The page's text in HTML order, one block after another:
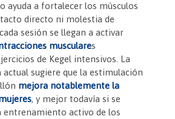
ayuda a fortalecer los músculos
directo ni molestia de
sesión se llegan a activar
musculares
de Kegel intensivos. La
actual sugiere que la estimulación
mejora notablemente la
, y mejor todavía si se
entrenamiento activo de los